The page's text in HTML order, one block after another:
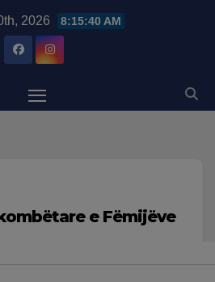
2026 8:15:41 AM
e Fëmijëve